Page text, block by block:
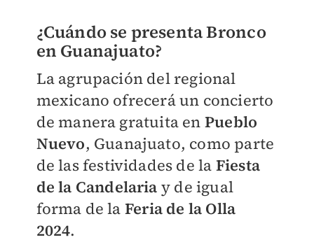
¿Cuándo se presenta Bronco
en Guanajuato?
La agrupación del regional
mexicano ofrecerá un concierto
de manera gratuita en Pueblo
Nuevo, Guanajuato, como parte
de las festividades de la Fiesta
de la Candelaria y de igual
forma de la Feria de la Olla
2024.